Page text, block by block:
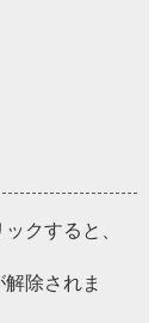
クすると、
除されま